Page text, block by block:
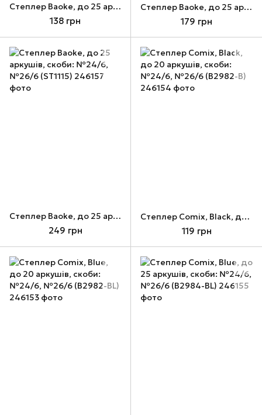
Cтеплер Baoke, до 25 аркушів, скоби: №24/6, №26/6 (ST1109)
138 грн
Cтеплер Baoke, до 25 аркушів, скоби: №24/6, №26/6 (ST1111)
179 грн
Cтеплер Baoke, до 25 аркушів, скоби: №24/6, №26/6 (ST1115)
249 грн
Cтеплер Comix, Black, до 20 аркушів, скоби: №24/6, №26/6 (B2982-B)
119 грн